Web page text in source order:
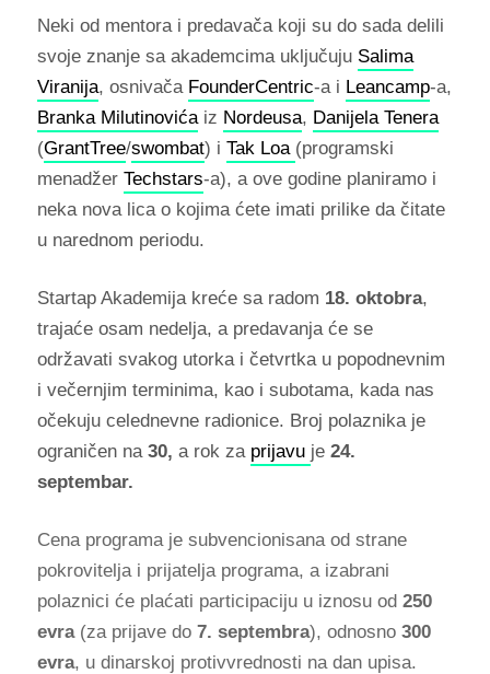
Neki od mentora i predavača koji su do sada delili
svoje znanje sa akademcima uključuju Salima
Viranija, osnivača FounderCentric-a i Leancamp-a,
Branka Milutinovićaiz Nordeusa, Danijela Tenera
(GrantTree/swombat) i Tak Loa (programski
menadžer Techstars-a), a ove godine planiramo i
neka nova lica o kojima ćete imati prilike da čitate
u narednom periodu.
Startap Akademija kreće sa radom 18. oktobra,
trajaće osam nedelja, a predavanja će se
održavati svakog utorka i četvrtka u popodnevnim
i večernjim terminima, kao i subotama, kada nas
očekuju celednevne radionice. Broj polaznika je
ograničen na 30, a rok za prijavu je 24.
septembar.
Cena programa je subvencionisana od strane
pokrovitelja i prijatelja programa, a izabrani
polaznici će plaćati participaciju u iznosu od250
evra(za prijave do 7. septembra), odnosno 300
evra, u dinarskoj protivvrednosti na dan upisa.